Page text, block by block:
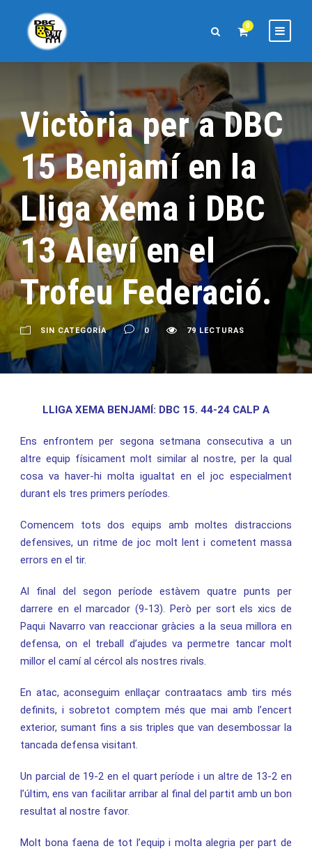
0
Victòria per a DBC
15 Benjamí en la
Lliga Xema i DBC
13 Aleví en el
Trofeu Federació.
SIN CATEGORÍA 0 79 LECTURAS
LLIGA XEMA BENJAMÍ: DBC 15. 44-24 CALP A
Ens enfrontem per segona setmana consecutiva a un
altre equip físicament molt similar al nostre, per la qual
cosa va haver-hi molta igualtat en el joc especialment
durant els tres primers períodes.
Comencem tots dos equips amb moltes distraccions
defensives, un ritme de joc molt lent i cometent massa
errors en el tir.
Al final del segon període estàvem quatre punts per
darrere en el marcador (9-13). Però per sort els xics de
Paqui Navarro van reaccionar gràcies a la seua millora en
defensa, on el treball d’ajudes va permetre tancar molt
millor el camí al cércol als nostres rivals.
En atac, aconseguim enllaçar contraatacs amb tirs més
definits, i sobretot comptem més que mai amb l’encert
exterior, sumant fins a sis triples que van desembossar la
tancada defensa visitant.
Un parcial de 19-2 en el quart període i un altre de 13-2 en
l’últim, ens van facilitar arribar al final del partit amb un bon
resultat al nostre favor.
Molt bona faena de tot l’equip i molta alegria per part de